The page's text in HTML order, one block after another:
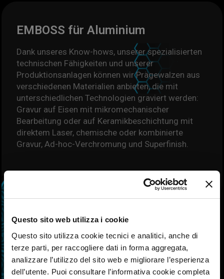
Questo sito web utilizza i cookie
Questo sito utilizza cookie tecnici e analitici, anche di
terze parti, per raccogliere dati in forma aggregata,
analizzare l’utilizzo del sito web e migliorare l’esperienza
dell’utente. Puoi consultare l’informativa cookie completa
EMBOSS für Aluminium
Dank unseres Know-hows, unserer spezialisierten
technischen Fähigkeiten und unserer
Produktionsanlagen können wir Prägewalzen aus
verschiedenen Materialien anbieten, die mit
unterschiedlichen Technologien graviert werden:
Gravur auf Eisen mit mikromechanischer
Bearbeitung oder auf Keramikbeschichtung mit
direktem Laser, chemische oder kombinierte
Gravur, Ad-hoc-Verchromung und Superfinish.